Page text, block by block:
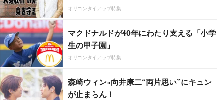
オリコンタイアップ特集
マクドナルドが40年にわたり支える「小学
生の甲子園」
オリコンタイアップ特集
森崎ウィン×向井康二“両片思い”にキュン
が止まらん！